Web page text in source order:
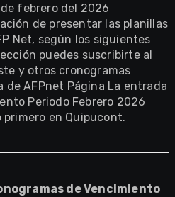
febrero del 2026
de presentar las planillas
Net, según los siguientes
puedes suscribirte al
y otros cronogramas
de AFPnet Página La entrada
Periodo Febrero 2026
primero en Quipucont.
de Vencimiento